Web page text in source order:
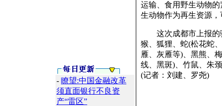
- 瞭望:中国金融改革
须直面银行不良资
产“雷区”
运输、食用野生动物
生动物作为再生资源
这次成都市上报的
猴、狐狸、蛇(松花蛇
雁、灰雁等)、黑熊、
线、黑斑)、竹鼠、朱
(记者：刘建、罗尧)